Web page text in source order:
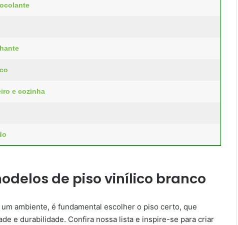
e cozinha
de piso vinílico branco
ambiente, é fundamental escolher o piso certo, que
e durabilidade. Confira nossa lista e inspire-se para criar